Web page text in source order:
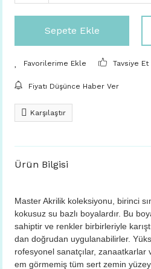
Sepete Ekle
Tavsiye Et
Fiyatı Düşünce Haber Ver
Karşılaştır
Ürün Bilgisi
Master Akrilik koleksiyonu, birinci
kokusuz su bazlı boyalardır. Bu
sahiptir ve renkler birbirleriyle
dan doğrudan uygulanabilirler.
rofesyonel sanatçılar,
em görmemiş tüm sert zemin